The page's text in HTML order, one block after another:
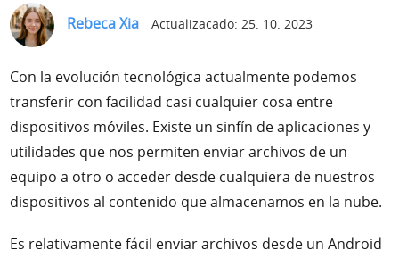
Descargar
Idioma
Rebeca Xia Actualizacado: 25. 10. 2023
Con la evolución tecnológica actualmente podemos
transferir con facilidad casi cualquier cosa entre
dispositivos móviles. Existe un sinfín de aplicaciones y
utilidades que nos permiten enviar archivos de un
equipo a otro o acceder desde cualquiera de nuestros
dispositivos al contenido que almacenamos en la nube.
Es relativamente fácil enviar archivos desde un Android